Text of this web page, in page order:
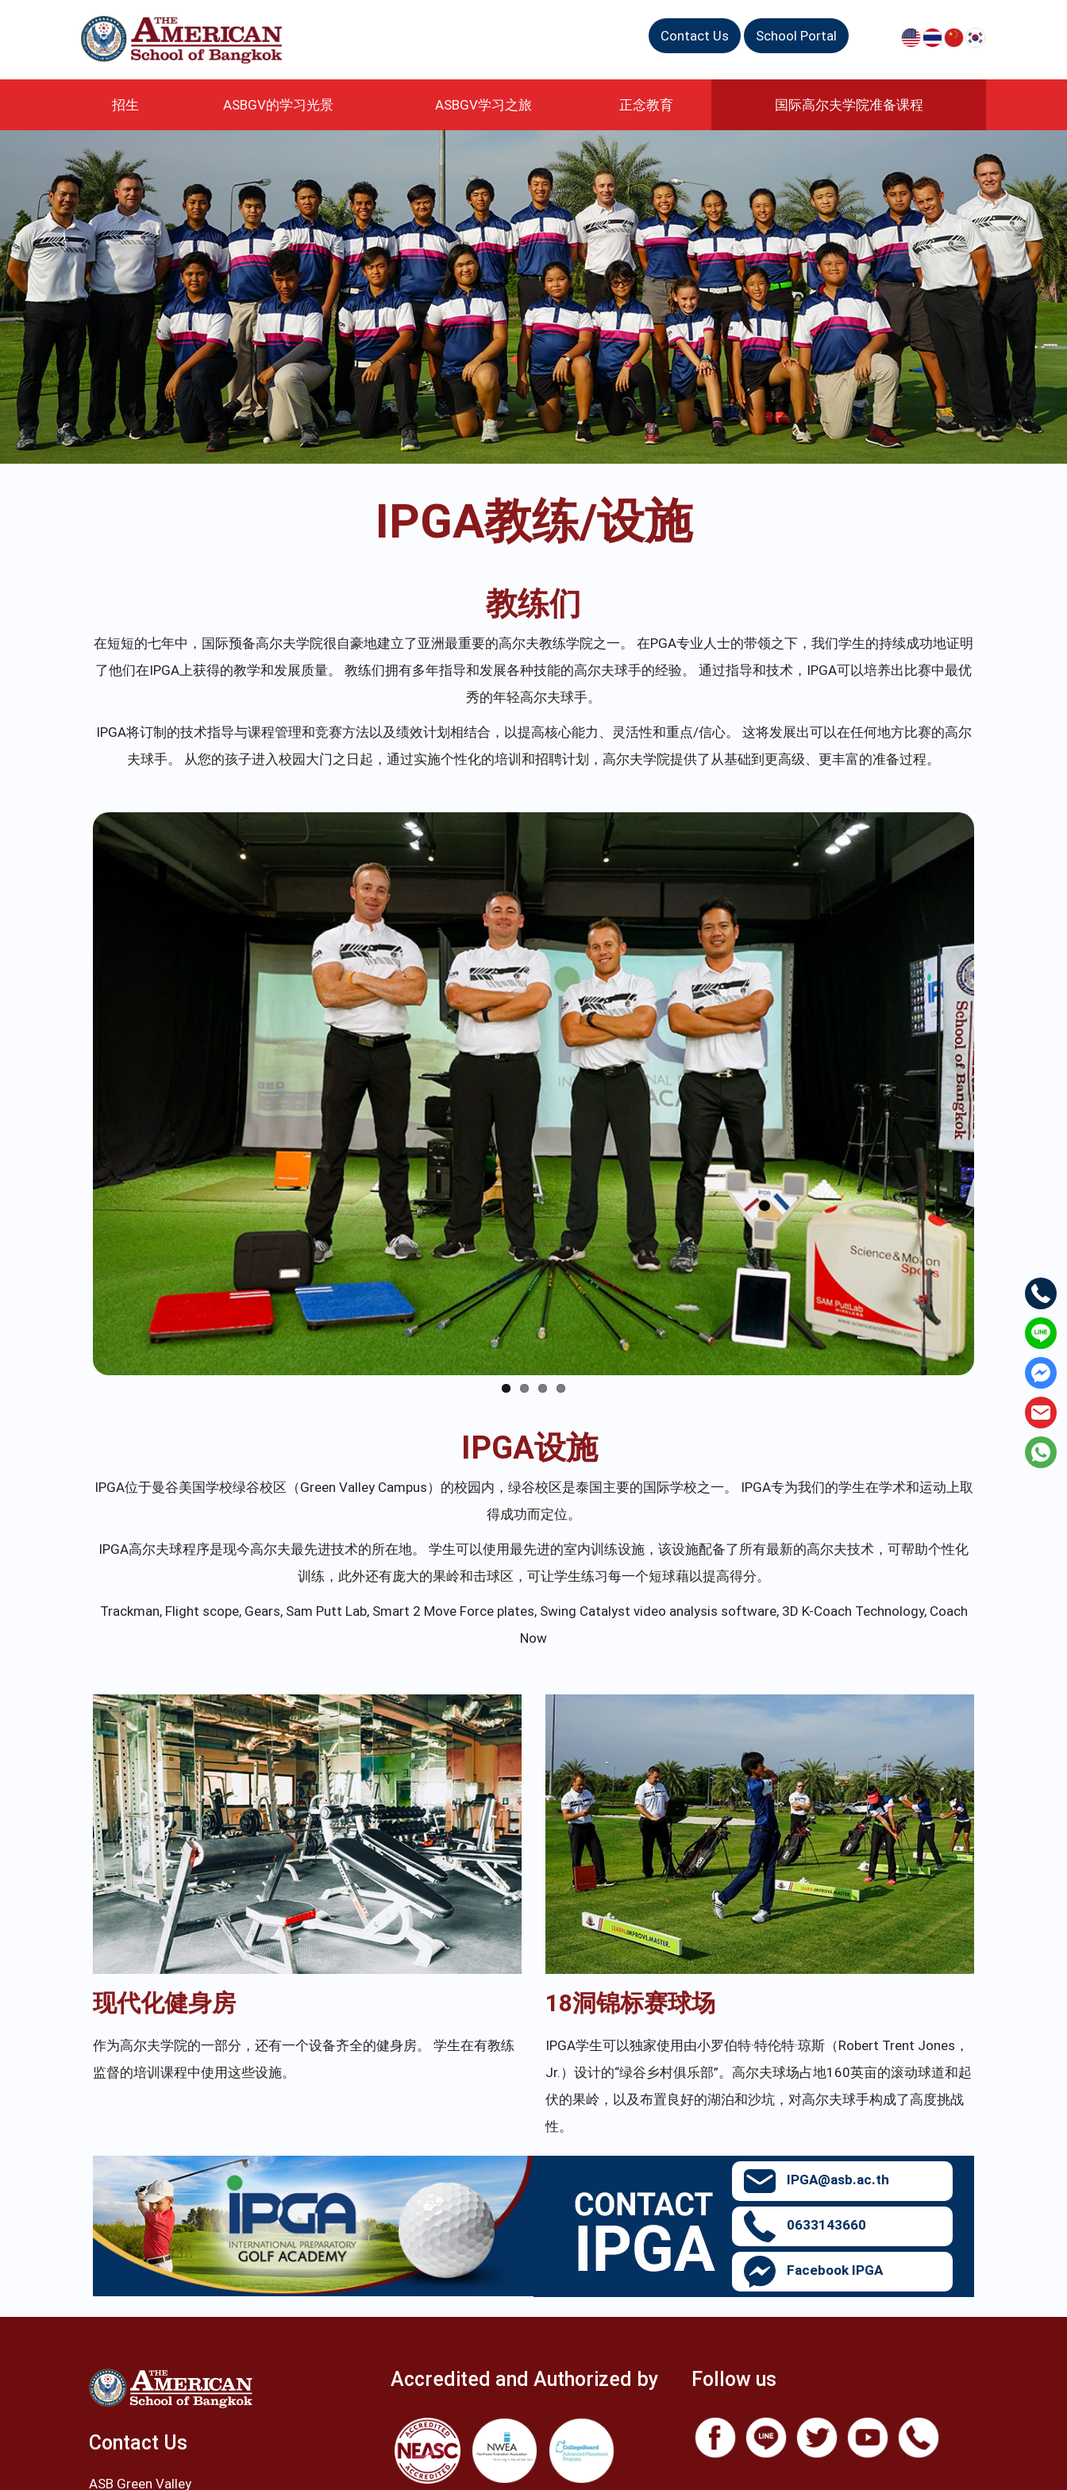
Contact Us School Portal
招生 ASBGV的学习光景 ASBGV学习之旅 正念教育 国际高尔夫学院准备课程
IPGA教练/设施
教练们
在短短的七年中，国际预备高尔夫学院很自豪地建立了亚洲最重要的高尔夫教练学院之一。 在PGA专业人士的带领之下，我们学生的持续成功地证明
了他们在IPGA上获得的教学和发展质量。 教练们拥有多年指导和发展各种技能的高尔夫球手的经验。 通过指导和技术，IPGA可以培养出比赛中最优
秀的年轻高尔夫球手。
IPGA将订制的技术指导与课程管理和竞赛方法以及绩效计划相结合，以提高核心能力、灵活性和重点/信心。 这将发展出可以在任何地方比赛的高尔
夫球手。 从您的孩子进入校园大门之日起，通过实施个性化的培训和招聘计划，高尔夫学院提供了从基础到更高级、更丰富的准备过程。
IPGA设施
IPGA位于曼谷美国学校绿谷校区（Green Valley Campus）的校园内，绿谷校区是泰国主要的国际学校之一。 IPGA专为我们的学生在学术和运动上取
得成功而定位。
IPGA高尔夫球程序是现今高尔夫最先进技术的所在地。 学生可以使用最先进的室内训练设施，该设施配备了所有最新的高尔夫技术，可帮助个性化
训练，此外还有庞大的果岭和击球区，可让学生练习每一个短球藉以提高得分。
Trackman, Flight scope, Gears, Sam Putt Lab, Smart 2 Move Force plates, Swing Catalyst video analysis software, 3D K-Coach Technology, Coach
Now
现代化健身房
作为高尔夫学院的一部分，还有一个设备齐全的健身房。 学生在有教练
监督的培训课程中使用这些设施。
18洞锦标赛球场
IPGA学生可以独家使用由小罗伯特·特伦特·琼斯（Robert Trent Jones，
Jr.）设计的“绿谷乡村俱乐部”。高尔夫球场占地160英亩的滚动球道和起
伏的果岭，以及布置良好的湖泊和沙坑，对高尔夫球手构成了高度挑战
性。
IPGA@asb.ac.th
0633143660
Facebook IPGA
Contact Us
ASB Green Valley
Accredited and Authorized by Follow us